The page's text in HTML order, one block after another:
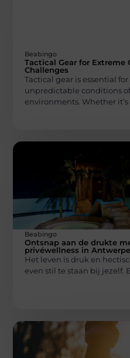
Beabingo
Tactical Gear for Extreme
Challenges
Tactical gear is essential
unpredictable conditions
environments. Whether
Beabingo
Ontsnap aan de drukte
privéwellness in
Het leven is druk en
even stil te staan bij jezelf.